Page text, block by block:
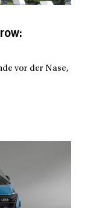
vor der Nase,